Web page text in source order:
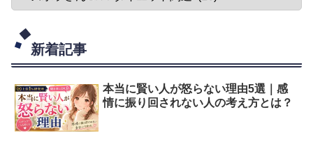
新着記事
本当に賢い人が怒らない理由5選｜感
情に振り回されない人の考え方とは？